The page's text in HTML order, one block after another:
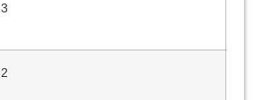
3
2